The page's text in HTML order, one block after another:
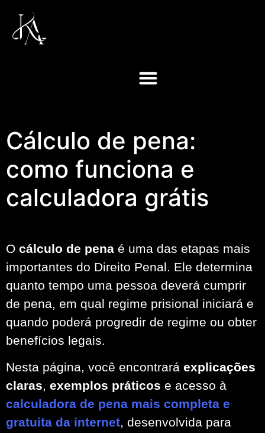
Cálculo de pena:
como funciona e
calculadora grátis
O cálculo de pena é uma das etapas mais
importantes do Direito Penal. Ele determina
quanto tempo uma pessoa deverá cumprir
de pena, em qual regime prisional iniciará e
quando poderá progredir de regime ou obter
benefícios legais.
Nesta página, você encontrará explicações
claras, exemplos práticos e acesso à
calculadora de pena mais completa e
gratuita da internet, desenvolvida para